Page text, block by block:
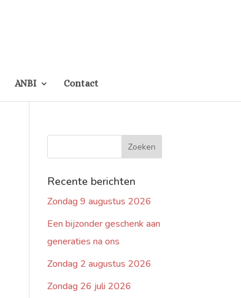
ANBI Contact
Recente berichten
Zondag 9 augustus 2026
Een bijzonder geschenk aan
generaties na ons
Zondag 2 augustus 2026
Zondag 26 juli 2026